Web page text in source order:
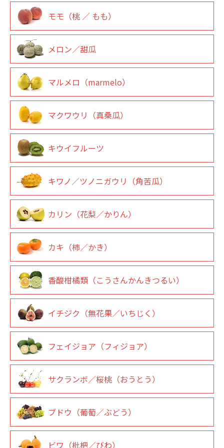
モモ（桃 ／ もも）
メロン／甜瓜
マルメロ（marmelo）
マクワウリ（真桑瓜）
キウイフルーツ
キワノ／ツノニガウリ（角苦瓜）
カリン（花梨／かりん）
カキ（柿／かき）
香酸柑橘類（こうさんかんきつるい）
イチジク（無花果／いちじく）
フェイジョア（フィジョア）
サクランボ／桜桃（おうとう）
ブドウ（葡萄／ぶどう）
ビワ（枇杷／びわ）